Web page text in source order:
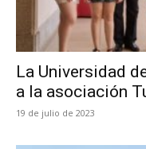
La Universidad
a la asociación
19 de julio de 2023